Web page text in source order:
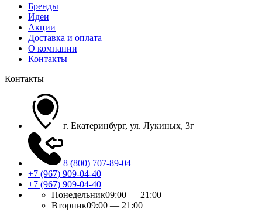
Бренды
Идеи
Акции
Доставка и оплата
О компании
Контакты
Контакты
г. Екатеринбург, ул. Лукиных, 3г
8 (800) 707-89-04
+7 (967) 909-04-40
+7 (967) 909-04-40
Понедельник09:00 — 21:00
Вторник09:00 — 21:00